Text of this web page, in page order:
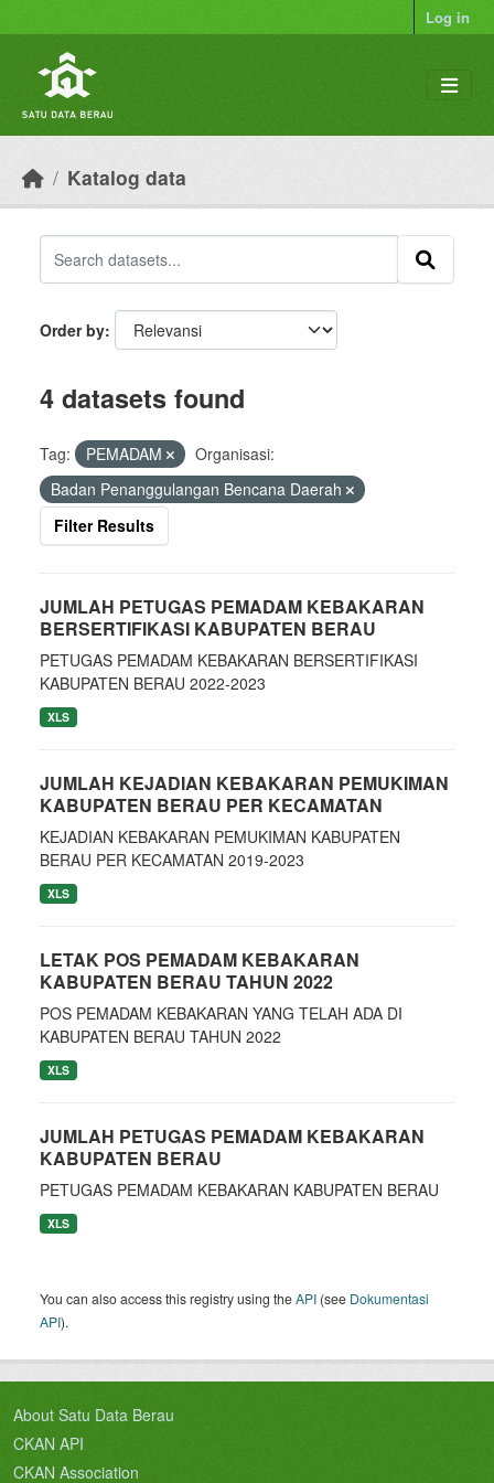
Log in
Katalog data
Order by
4 datasets found
Tag: PEMADAM
Organisasi:
Badan Penanggulangan Bencana Daerah
Filter Results
JUMLAH PETUGAS PEMADAM KEBAKARAN
BERSERTIFIKASI KABUPATEN BERAU
PETUGAS PEMADAM KEBAKARAN BERSERTIFIKASI
KABUPATEN BERAU 2022-2023
XLS
JUMLAH KEJADIAN KEBAKARAN PEMUKIMAN
KABUPATEN BERAU PER KECAMATAN
KEJADIAN KEBAKARAN PEMUKIMAN KABUPATEN
BERAU PER KECAMATAN 2019-2023
XLS
LETAK POS PEMADAM KEBAKARAN
KABUPATEN BERAU TAHUN 2022
POS PEMADAM KEBAKARAN YANG TELAH ADA DI
KABUPATEN BERAU TAHUN 2022
XLS
JUMLAH PETUGAS PEMADAM KEBAKARAN
KABUPATEN BERAU
PETUGAS PEMADAM KEBAKARAN KABUPATEN BERAU
XLS
You can also access this registry using theAPI (see Dokumentasi
API).
About Satu Data Berau
CKAN API
CKAN Association